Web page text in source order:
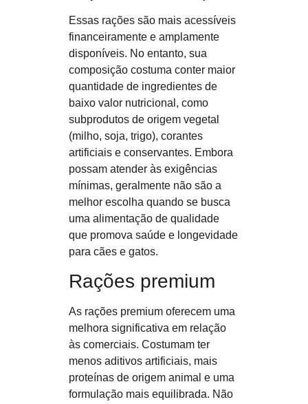
Essas rações são mais acessíveis
financeiramente e amplamente
disponíveis. No entanto, sua
composição costuma conter maior
quantidade de ingredientes de
baixo valor nutricional, como
subprodutos de origem vegetal
(milho, soja, trigo), corantes
artificiais e conservantes. Embora
possam atender às exigências
mínimas, geralmente não são a
melhor escolha quando se busca
uma alimentação de qualidade
que promova saúde e longevidade
para cães e gatos.
Rações premium
As rações premium oferecem uma
melhora significativa em relação
às comerciais. Costumam ter
menos aditivos artificiais, mais
proteínas de origem animal e uma
formulação mais equilibrada. Não